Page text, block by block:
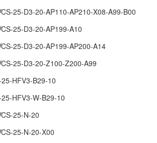
25-D3-20-AP110-AP210-X08-A99-B00
25-D3-20-AP199-A10
25-D3-20-AP199-AP200-A14
25-D3-20-Z100-Z200-A99
HFV3-B29-10
HFV3-W-B29-10
25-N-20
25-N-20-X00